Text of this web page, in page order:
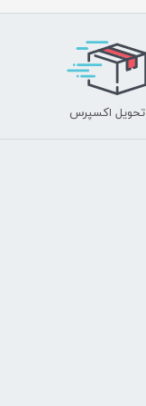
تحویل اکسپرس